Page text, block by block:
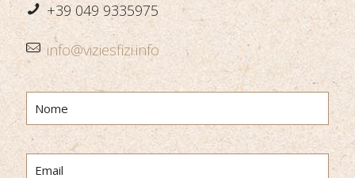
+39 049 9335975
info@viziesfizi.info